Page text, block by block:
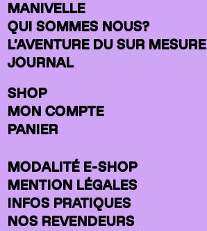
MANIVELLE
QUI SOMMES NOUS?
L’AVENTURE DU SUR MESURE
JOURNAL
SHOP
MON COMPTE
PANIER
MODALITÉ E-SHOP
MENTION LÉGALES
INFOS PRATIQUES
NOS REVENDEURS